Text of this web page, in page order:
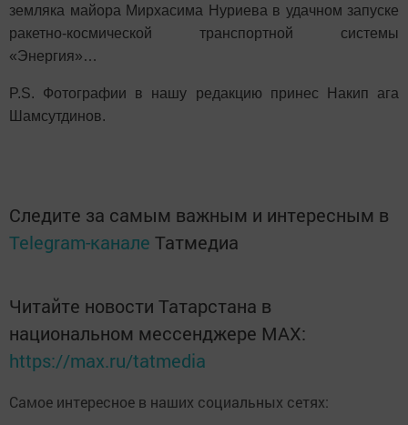
земляка майора Мирхасима Нуриева в удачном запуске
ракетно-космической транспортной системы
«Энергия»…
P.S. Фотографии в нашу редакцию принес Накип ага
Шамсутдинов.
Следите за самым важным и интересным в
Telegram-канале Татмедиа
Читайте новости Татарстана в
национальном мессенджере MАХ:
https://max.ru/tatmedia
Самое интересное в наших социальных сетях: